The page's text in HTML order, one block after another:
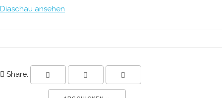
Diaschau ansehen
Share: